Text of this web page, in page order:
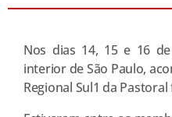
Nos dias 14, 15 e 16
interior de São Paulo,
Regional Sul1 da